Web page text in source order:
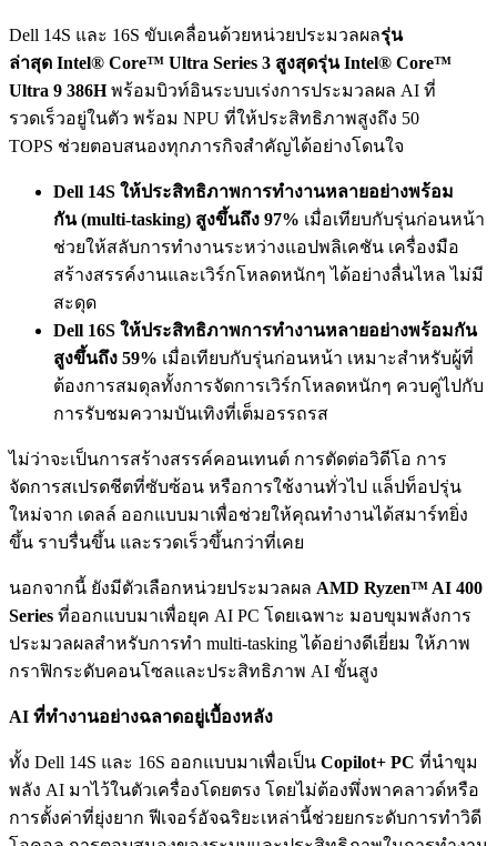
Dell 14S และ 16S ขับเคลื่อนด้วยหน่วยประมวลผลรุ่น
ล่าสุด Intel® Core™ Ultra Series 3 สูงสุดรุ่นIntel® Core™
Ultra 9 386Hพร้อมบิวท์อินระบบเร่งการประมวลผล AI ที่
รวดเร็วอยู่ในตัว พร้อม NPU ที่ให้ประสิทธิภาพสูงถึง 50
TOPS ช่วยตอบสนองทุกภารกิจสำคัญได้อย่างโดนใจ
Dell 14S ให้ประสิทธิภาพการทำงานหลายอย่างพร้อม
กัน(multi-tasking) สูงขึ้นถึง 97% เมื่อเทียบกับรุ่นก่อนหน้า
ช่วยให้สลับการทำงานระหว่างแอปพลิเคชัน เครื่องมือ
สร้างสรรค์งานและเวิร์กโหลดหนักๆ ได้อย่างลื่นไหล ไม่มี
สะดุด
Dell 16S ให้ประสิทธิภาพการทำงานหลายอย่างพร้อมกัน
สูงขึ้นถึง 59% เมื่อเทียบกับรุ่นก่อนหน้า เหมาะสำหรับผู้ที่
ต้องการสมดุลทั้งการจัดการเวิร์กโหลดหนักๆ ควบคู่ไปกับ
การรับชมความบันเทิงที่เต็มอรรถรส
ไม่ว่าจะเป็นการสร้างสรรค์คอนเทนต์ การตัดต่อวิดีโอ การ
จัดการสเปรดชีตที่ซับซ้อน หรือการใช้งานทั่วไป แล็ปท็อปรุ่น
ใหม่จาก เดลล์ ออกแบบมาเพื่อช่วยให้คุณทำงานได้สมาร์ทยิ่ง
ขึ้น ราบรื่นขึ้น และรวดเร็วขึ้นกว่าที่เคย
นอกจากนี้ ยังมีตัวเลือกหน่วยประมวลผล AMD Ryzen™ AI 400
Series ที่ออกแบบมาเพื่อยุค AI PC โดยเฉพาะ มอบขุมพลังการ
ประมวลผลสำหรับการทำ multi-tasking ได้อย่างดีเยี่ยม ให้ภาพ
กราฟิกระดับคอนโซลและประสิทธิภาพ AI ขั้นสูง
AI ที่ทำงานอย่างฉลาดอยู่เบื้องหลัง
ทั้ง Dell 14S และ 16S ออกแบบมาเพื่อเป็น Copilot+ PC ที่นำขุม
พลัง AI มาไว้ในตัวเครื่องโดยตรง โดยไม่ต้องพึ่งพาคลาวด์หรือ
การตั้งค่าที่ยุ่งยาก ฟีเจอร์อัจฉริยะเหล่านี้ช่วยยกระดับการทำวิดี